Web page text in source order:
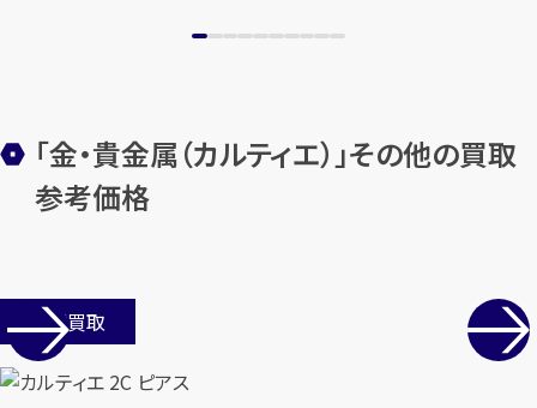
「金・貴金属（カルティエ）」その他の買取
参考価格
店舗買取